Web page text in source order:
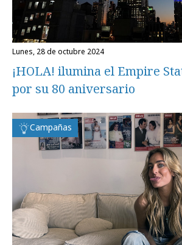
lunes, 28 de octubre 2024
¡HOLA! ilumina el Empire
por su 80 aniversario
Campañas